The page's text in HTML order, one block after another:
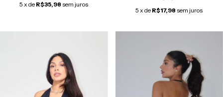
5 x de R$35,98 sem juros
5 x de R$17,98 sem juros